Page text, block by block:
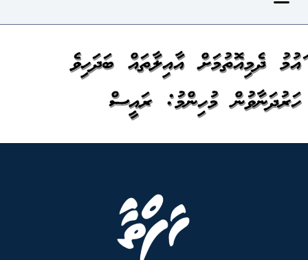
ގައުމު ދެމިއޮތުމަށް އާއިލާތައް ބަދަހިވެ
ހަރުދަނާވުން މުހިންމު: ރައީސް